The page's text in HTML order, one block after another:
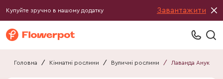
Купуйте зручно в нашому додатку Завантажити
Головна / Кімнатні рослини / Вуличні рослини / Лаванда Анук